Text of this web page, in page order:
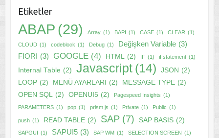
Etiketler
ABAP (29) Array (1) BAPI (1) CASE (1) CLEAR (1)
CLOUD (1) codeblock (1) Debug (1) Değişken Variable (3)
FIORI (3) GOOGLE (4) HTML (2) IF (1) if statement (1)
Internal Table (2) Javascript (14) JSON (2)
LOOP (2) MENÜ AYARLARI (2) MESSAGE TYPE (2)
OPEN SQL
(2) OPENUI5 (2) Pagespeed Insights (1)
PARAMETERS (1) pop (1) prism.js (1) Private (1) Public (1)
push (1) READ TABLE (2) SAP (7) SAP BASIS (2)
SAPGUI (1) SAPUI5 (3) SAP WM (1) SELECTION SCREEN (1)